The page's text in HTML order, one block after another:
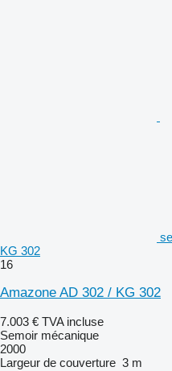
KG 302
16
Amazone AD 302 / KG 302
7.003 € TVA incluse
Semoir mécanique
2000
Largeur de couverture 3 m